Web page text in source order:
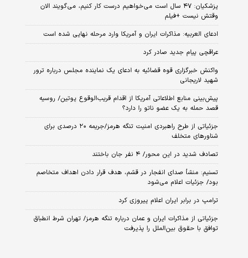
پزشکیان: ۴۷ سال است می‌خواهیم درست کار کنیم، می‌گویند الان
وقتش نیست +فیلم
ادعای العربیه: مذاکرات ایران و آمریکا وارد مرحله نهایی شده است
عراقچی پیام جدید صادر کرد
واکنش خبرگزاری قوه قضائیه به ادعای یک نماینده مجلس درباره ترور
شهید لاریجانی
پیش‌بینی منابع اطلاعاتی آمریکا از اقدام قریب‌الوقوع پوتین/ روسیه
قصد حمله به یک عضو ناتو را دارد؟
جزئیاتی از طرح راهبردی امنیت تنگه هرمز/جریمه ۲۰ درصدی برای
شناورهای متخلف
تصادف شدید در این محور/ ۴ نفر جان باختند
تسنیم: منشأ صدای انفجار در قشم، هدف قرار دادن اهداف متخاصم
بود/ جزئیات اعلام می‌شود
ترامپ در برابر ایران اعلام پیروزی کرد
جزئیاتی از مذاکرات ایران و عمان درباره تنگه هرمز/ تهران شرط انطباق
توافق با حقوق بین‌الملل را پذیرفت